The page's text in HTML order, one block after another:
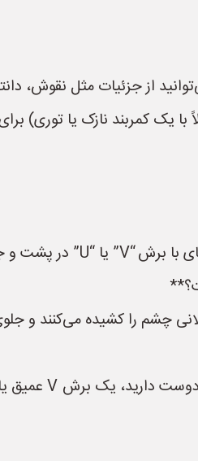
از جزئیات مثل نقوش،
با یک کمربند نازک یا توری)
چشم را کشیده می‌کنند و